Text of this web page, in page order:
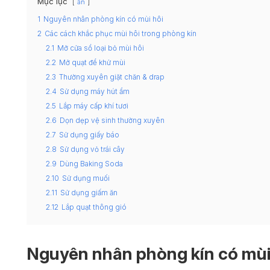
ẩn
1 Nguyên nhân phòng kín có mùi hôi
2 Các cách khắc phục mùi hôi trong phòng kín
2.1 Mở cửa sổ loại bỏ mùi hôi
2.2 Mở quạt để khử mùi
2.3 Thường xuyên giặt chăn & drap
2.4 Sử dụng máy hút ẩm
2.5 Lắp máy cấp khí tươi
2.6 Dọn dẹp vệ sinh thường xuyên
2.7 Sử dụng giấy báo
2.8 Sử dụng vỏ trái cây
2.9 Dùng Baking Soda
2.10 Sử dụng muối
2.11 Sử dụng giấm ăn
2.12 Lắp quạt thông gió
Nguyên nhân phòng kín có